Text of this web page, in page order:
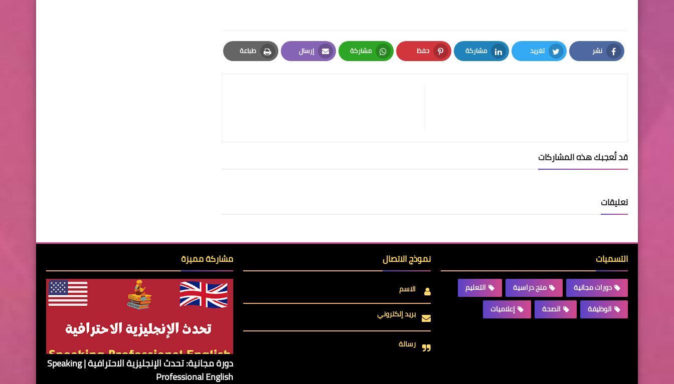
نشر
Facebook
تغريد
Twitter
مشاركة
LinkedIn
حفظ
Pinterest
مشاركة
Whatsapp
إرسال
Email
طباعة
Print
قد تُعجبك هذه المشاركات
تعليقات
التسميات
دورات مجانية منح دراسية
التعليم
الوظيفة
الصحة إعلاميات
نموذج الاتصال
الاسم
بريد إلكتروني
رسالة
مشاركة مميزة
دورة مجانية: تحدث الإنجليزية الاحترافية | Speaking
Professional English